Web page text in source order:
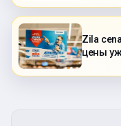
Zila
цены